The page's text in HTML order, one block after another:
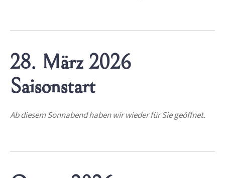
28. März 2026
Saisonstart
Ab diesem Sonnabend haben wir wieder für Sie geöffnet.